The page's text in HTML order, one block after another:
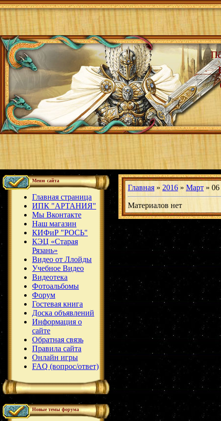
Меню сайта
Главная страница
ИПК "АРТАНИЯ"
Мы Вконтакте
Наш магазин
КИФиР "РОСЬ"
КЭЦ «Старая
Рязань»
Видео от Ллойды
Учебное Видео
Видеотека
Фотоальбомы
Форум
Гостевая книга
Доска объявлений
Информация о
сайте
Обратная связь
Правила сайта
Онлайн игры
FAQ (вопрос/ответ)
Новые темы форума
Главная » 2016 » Март » 06
Материалов нет